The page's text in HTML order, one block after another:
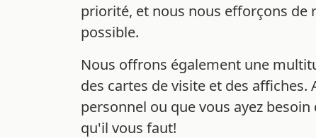
priorité, et nous nous efforçons de
possible.
Nous offrons également une
des cartes de visite et des
personnel ou que vous ayez
qu'il vous faut!